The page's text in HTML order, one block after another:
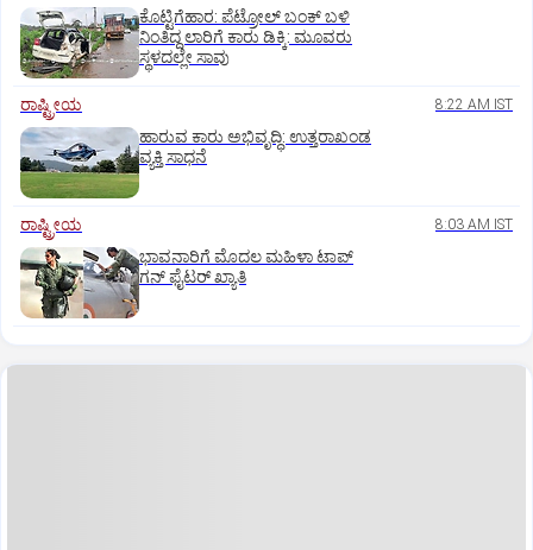
ಕೊಟ್ಟಿಗೆಹಾರ: ಪೆಟ್ರೋಲ್ ಬಂಕ್ ಬಳಿ
ನಿಂತಿದ್ದ ಲಾರಿಗೆ ಕಾರು ಡಿಕ್ಕಿ: ಮೂವರು
ಸ್ಥಳದಲ್ಲೇ ಸಾವು
ರಾಷ್ಟ್ರೀಯ 8:22 AM IST
ಹಾರುವ ಕಾರು ಅಭಿವೃದ್ಧಿ: ಉತ್ತರಾಖಂಡ
ವ್ಯಕ್ತಿ ಸಾಧನೆ
ರಾಷ್ಟ್ರೀಯ 8:03 AM IST
ಭಾವನಾರಿಗೆ ಮೊದಲ ಮಹಿಳಾ ಟಾಪ್‌
ಗನ್‌ ಫೈಟರ್‌ ಖ್ಯಾತಿ